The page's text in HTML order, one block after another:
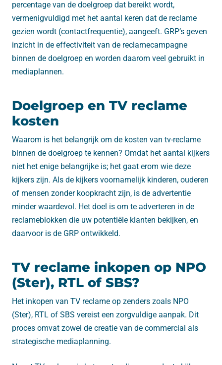
percentage van de doelgroep dat bereikt wordt,
vermenigvuldigd met het aantal keren dat de reclame
gezien wordt (contactfrequentie), aangeeft. GRP’s geven
inzicht in de effectiviteit van de reclamecampagne
binnen de doelgroep en worden daarom veel gebruikt in
mediaplannen.
Doelgroep en TV reclame
kosten
Waarom is het belangrijk om de kosten van tv-reclame
binnen de doelgroep te kennen? Omdat het aantal kijkers
niet het enige belangrijke is; het gaat erom wie deze
kijkers zijn. Als de kijkers voornamelijk kinderen, ouderen
of mensen zonder koopkracht zijn, is de advertentie
minder waardevol. Het doel is om te adverteren in de
reclameblokken die uw potentiële klanten bekijken, en
daarvoor is de GRP ontwikkeld.
TV reclame inkopen op NPO
(Ster), RTL of SBS?
Het inkopen van TV reclame op zenders zoals NPO
(Ster), RTL of SBS vereist een zorgvuldige aanpak. Dit
proces omvat zowel de creatie van de commercial als
strategische mediaplanning.